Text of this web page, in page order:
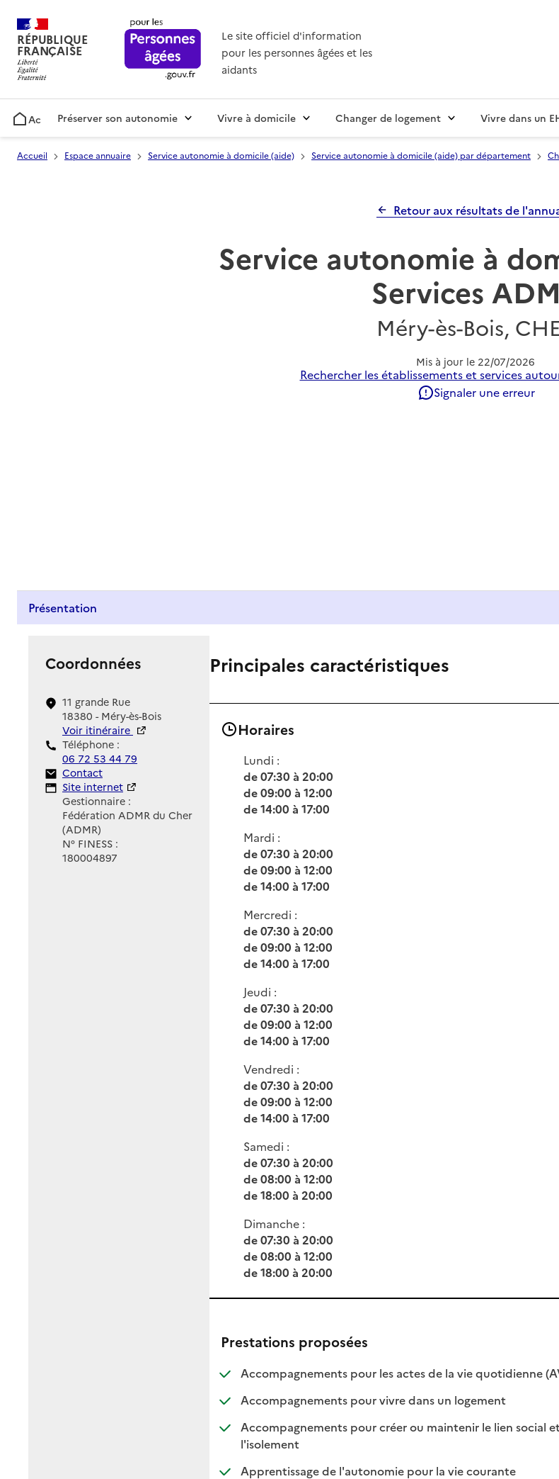
RÉPUBLIQUE
FRANÇAISE
Le site officiel d'information
pour les personnes âgées et les
aidants
AccueilPréserver son autonomie Vivre à domicile Changer de logement Vivre dans un
Accueil Espace annuaire Service autonomie à domicile (aide) Service autonomie à domicile (aide) par département
Retour aux résultats de
Service autonomie à
Services
Méry-ès-Bois,
Mis à jour le 22/07/2026
Rechercher les établissements et services
Signaler une erreur
Présentation
Coordonnées
11 grande Rue
18380 - Méry-ès-Bois
Voir itinéraire
Téléphone :
06 72 53 44 79
Contact
Contact
Site Internet
Site internet
Gestionnaire :
Fédération ADMR du Cher
(ADMR)
N° FINESS :
180004897
Principales caractéristiques
Horaires
Lundi :
de 07:30 à 20:00
de 09:00 à 12:00
de 14:00 à 17:00
Mardi :
de 07:30 à 20:00
de 09:00 à 12:00
de 14:00 à 17:00
Mercredi :
de 07:30 à 20:00
de 09:00 à 12:00
de 14:00 à 17:00
Jeudi :
de 07:30 à 20:00
de 09:00 à 12:00
de 14:00 à 17:00
Vendredi :
de 07:30 à 20:00
de 09:00 à 12:00
de 14:00 à 17:00
Samedi :
de 07:30 à 20:00
de 08:00 à 12:00
de 18:00 à 20:00
Dimanche :
de 07:30 à 20:00
de 08:00 à 12:00
de 18:00 à 20:00
Prestations proposées
Accompagnements pour les actes de la vie quotidienne
Accompagnements pour vivre dans un logement: disponible
: non
Accompagnements pour créer ou maintenir le lien social
l'isolement: disponible
: non disponible
Apprentissage de l'autonomie pour la vie courante: disponible
: non